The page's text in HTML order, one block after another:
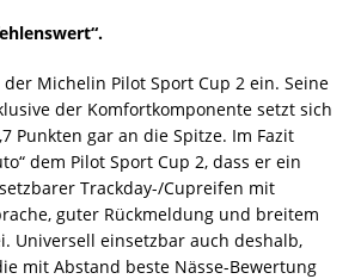
Michelin Pilot Sport Cup 2 ein. Seine
der Komfortkomponente setzt sich
Punkten gar an die Spitze. Im Fazit
dem Pilot Sport Cup 2, dass er ein
Trackday-/Cupreifen mit
guter Rückmeldung und breitem
Universell einsetzbar auch deshalb,
mit Abstand beste Nässe-Bewertung